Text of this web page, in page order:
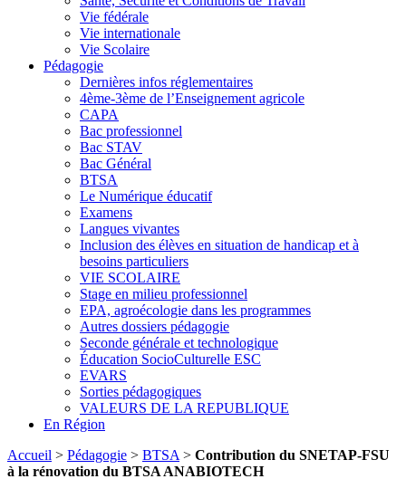
Vie fédérale
Vie internationale
Vie Scolaire
Pédagogie
Dernières infos réglementaires
4ème-3ème de l’Enseignement agricole
CAPA
Bac professionnel
Bac STAV
Bac Général
BTSA
Le Numérique éducatif
Examens
Langues vivantes
Inclusion des élèves en situation de handicap et à
besoins particuliers
VIE SCOLAIRE
Stage en milieu professionnel
EPA, agroécologie dans les programmes
Autres dossiers pédagogie
Seconde générale et technologique
Éducation SocioCulturelle ESC
EVARS
Sorties pédagogiques
VALEURS DE LA REPUBLIQUE
En Région
Accueil > Pédagogie > BTSA > Contribution du SNETAP-FSU
à la rénovation du BTSA ANABIOTECH